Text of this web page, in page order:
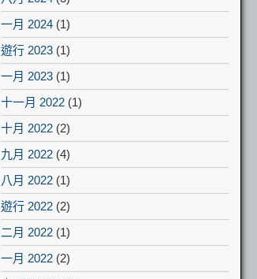
一月 2024 (1)
遊行 2023 (1)
一月 2023 (1)
十一月 2022 (1)
十月 2022 (2)
九月 2022 (4)
八月 2022 (1)
遊行 2022 (2)
二月 2022 (1)
一月 2022 (2)